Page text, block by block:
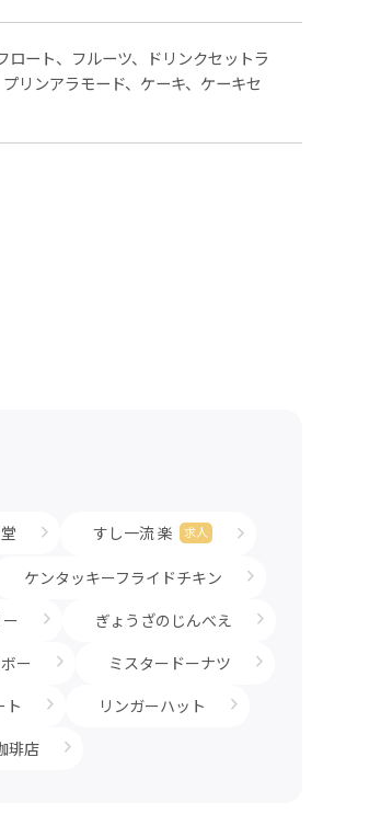
ート、フルーツ、ドリンクセットラ
リンアラモード、ケーキ、ケーキセ
すし一流 楽 求人
ケンタッキーフライドチキン
ぎょうざのじんべえ
ー
ミスタードーナツ
ト
リンガーハット
琲店